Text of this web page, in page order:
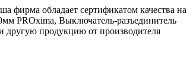
фирма обладает сертификатом качества на
PROxima, Выключатель-разъединитель
продукцию от производителя